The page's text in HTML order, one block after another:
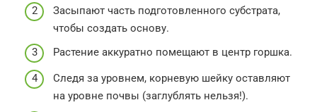
Засыпают часть подготовленного субстрата,
чтобы создать основу.
Растение аккуратно помещают в центр горшка.
Следя за уровнем, корневую шейку оставляют
на уровне почвы (заглублять нельзя!).